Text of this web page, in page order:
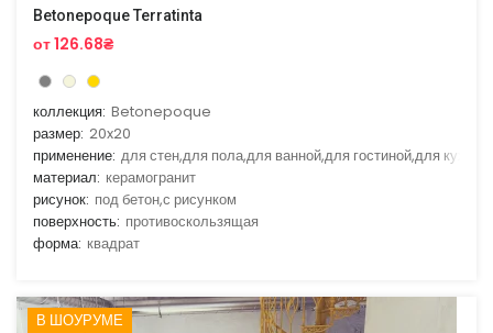
Betonepoque Terratinta
от 126.68₴
коллекция: Betonepoque
размер: 20x20
применение: для стен,для пола,для ванной,для гостиной,для кухни
материал: керамогранит
рисунок: под бетон,с рисунком
поверхность: противоскользящая
форма: квадрат
В ШОУРУМЕ